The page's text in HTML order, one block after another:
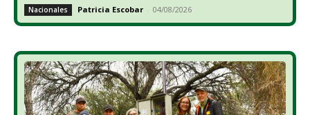
Nacionales Patricia Escobar - 04/08/2026